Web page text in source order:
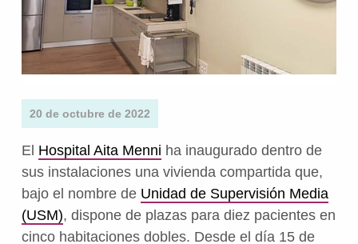
20 de octubre de 2022
El Hospital Aita Menni ha inaugurado dentro de
sus instalaciones una vivienda compartida que,
bajo el nombre de Unidad de Supervisión Media
(USM), dispone de plazas para diez pacientes en
cinco habitaciones dobles. Desde el día 15 de